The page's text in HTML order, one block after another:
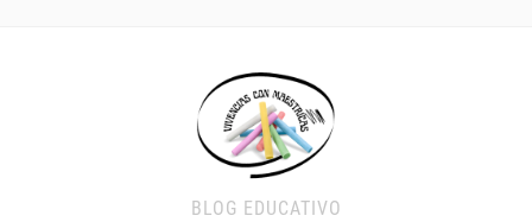
BLOG EDUCATIVO